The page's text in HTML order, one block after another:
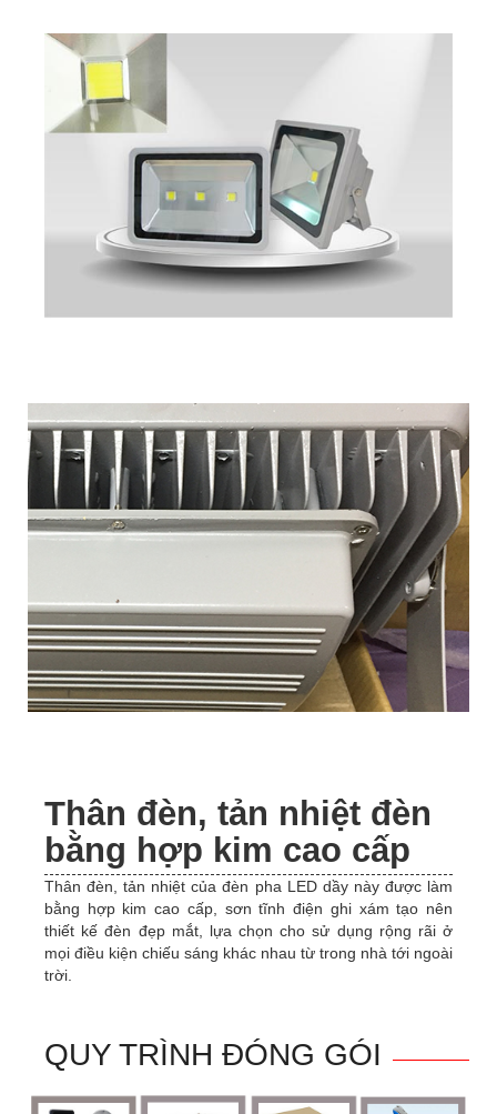
Thân đèn, tản nhiệt đèn
bằng hợp kim cao cấp
Thân đèn, tản nhiệt của đèn pha LED dầy này được làm
bằng hợp kim cao cấp, sơn tĩnh điện ghi xám tạo nên
thiết kế đèn đẹp mắt, lựa chọn cho sử dụng rộng rãi ở
mọi điều kiện chiếu sáng khác nhau từ trong nhà tới ngoài
trời.
QUY TRÌNH ĐÓNG GÓI